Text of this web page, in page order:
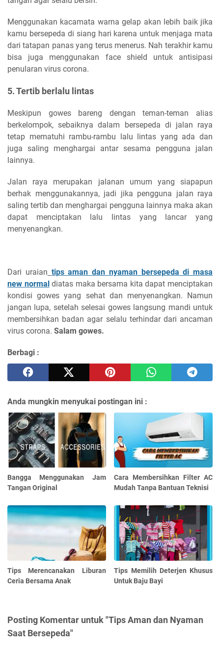
Menggunakan kacamata warna gelap akan lebih baik jika
kamu bersepeda di siang hari karena untuk menjaga mata
dari tatapan panas yang terus menerus. Nah terakhir kamu
bisa juga menggunakan face shield untuk antisipasi
penularan virus corona.
5. Tertib berlalu lintas
Meskipun gowes bareng dengan teman-teman alias
berkelompok, sebaiknya dalam bersepeda di jalan raya
tetap mematuhi rambu-rambu lalu lintas yang ada dan
juga saling menghargai antar sesama pengguna jalan
lainnya.
Jalan raya merupakan jalanan umum yang siapapun
berhak menggunakannya, jadi jika pengguna jalan raya
saling tertib dan menghargai pengguna lainnya maka akan
dapat menciptakan lalu lintas yang lancar yang
menyenangkan.
Dari uraian tips aman dan nyaman bersepeda di masa
new normaldiatas maka bersama kita dapat menciptakan
kondisi gowes yang sehat dan menyenangkan. Namun
jangan lupa, setelah selesai gowes langsung mandi untuk
membersihkan badan agar selalu terhindar dari ancaman
virus corona. Salam gowes.
Berbagi :
Anda mungkin menyukai postingan ini :
Bangga Menggunakan Jam
Tangan Original
Cara Membersihkan Filter AC
Mudah Tanpa Bantuan Teknisi
Tips Merencanakan Liburan
Ceria Bersama Anak
Tips Memilih Deterjen Khusus
Untuk Baju Bayi
Posting Komentar untuk "Tips Aman dan Nyaman
Saat Bersepeda"